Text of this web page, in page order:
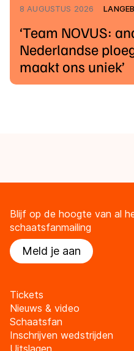
8 AUGUSTUS 2026
‘Team NOVUS:
Nederlandse
maakt ons uniek’
Blijf op de hoogte van al
schaatsfanmailing
Meld je aan
Tickets
Nieuws & video
Schaatsfan
Inschrijven wedstrijden
Uitslagen